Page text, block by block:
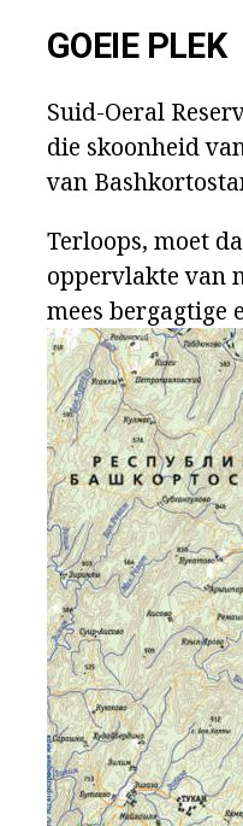
GOEIE PLEK
Suid-Oeral
die skoonheid
van
Terloops, moet
oppervlakte van
mees bergagtige